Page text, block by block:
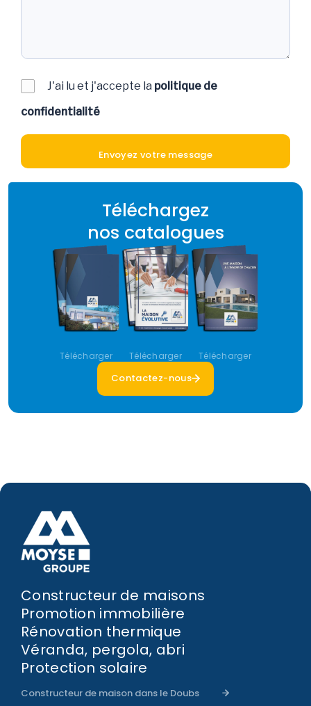
J'ai lu et j'accepte la politique de
confidentialité
Téléchargez
nos catalogues
Télécharger Télécharger Télécharger
Contactez-nous
Constructeur de maisons
Promotion immobilière
Rénovation thermique
Véranda, pergola, abri
Protection solaire
Constructeur de maison dans le Doubs